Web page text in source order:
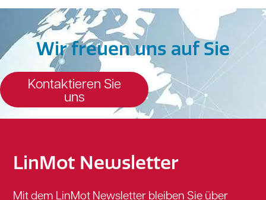
Wir freuen uns auf Sie
Kontaktieren Sie
uns
LinMot Newsletter
Mit dem LinMot Newsletter bleiben Sie über